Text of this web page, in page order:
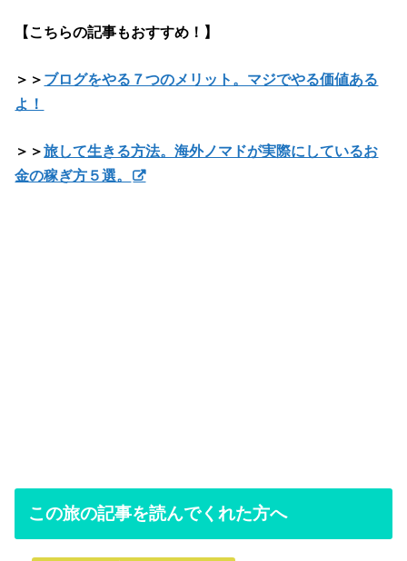
【こちらの記事もおすすめ！】
＞＞ ブログをやる７つのメリット。マジでやる価値ある
よ！
＞＞旅して生きる方法。海外ノマドが実際にしているお
金の稼ぎ方５選。
この旅の記事を読んでくれた方へ